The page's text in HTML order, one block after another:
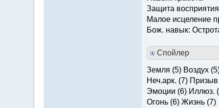
Защита восприятия
Малое исцеление
Бож. навык:
Спойлер
Земля (5) Воздух
Неч.арк. (7) Призыв
Эмоции (6) Иллюз.
Огонь (6) Жизнь (7)